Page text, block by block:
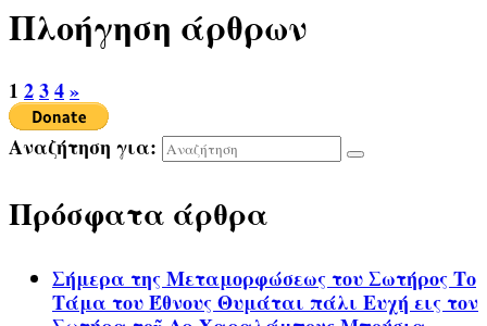
Πλοήγηση άρθρων
1 234»
Αναζήτηση για:
Πρόσφατα άρθρα
Σήμερα της Μεταμορφώσεως του Σωτήρος Το
Τάμα του Έθνους Θυμάται πάλι Ευχή εις τον